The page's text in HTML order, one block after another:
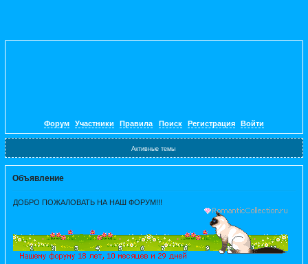
Форум Участники Правила Поиск Регистрация Войти
Активные темы
Объявление
ДОБРО ПОЖАЛОВАТЬ НА НАШ ФОРУМ!!!